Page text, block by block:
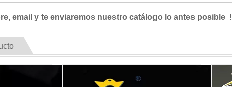
email y te enviaremos nuestro catálogo lo antes posible !